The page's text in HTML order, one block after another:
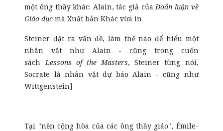
một ông thầy khác: Alain, tác giả củaĐoản luận về
Giáo dục mà Xuất bản Khác vừa in
Steiner đặt ra vấn đề, làm thế nào để hiểu một
nhân vật như Alain - cũng trong cuốn
sáchLessons of the Masters, Steiner từng nói,
Socrate là nhân vật dự báo Alain - cũng như
Wittgenstein]
Tại "nền cộng hòa của các ông thầy giáo", Émile-